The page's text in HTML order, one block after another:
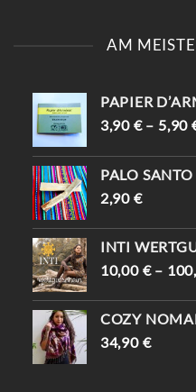
AM
PAPIER
3,90 €– 5,90
PALO
2,90 €
INTI
10,00 €–
COZY
34,90 €